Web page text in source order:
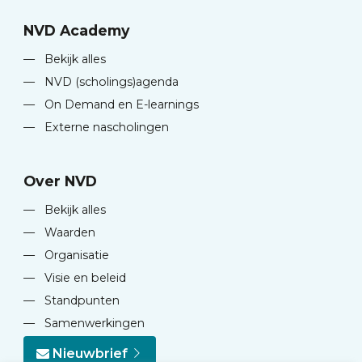
NVD Academy
—
Bekijk alles
—
NVD (scholings)agenda
—
On Demand en E-learnings
—
Externe nascholingen
Over NVD
—
Bekijk alles
—
Waarden
—
Organisatie
—
Visie en beleid
—
Standpunten
—
Samenwerkingen
Nieuwbrief